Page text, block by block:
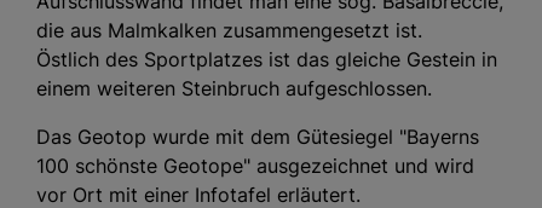
die aus Malmkalken zusammengesetzt ist.
Östlich des Sportplatzes ist das gleiche Gestein in
einem weiteren Steinbruch aufgeschlossen.
Das Geotop wurde mit dem Gütesiegel "Bayerns
100 schönste Geotope" ausgezeichnet und wird
vor Ort mit einer Infotafel erläutert.